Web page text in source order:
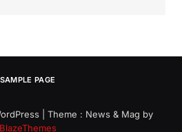
SAMPLE PAGE
Theme : News & Mag by
BlazeThemes